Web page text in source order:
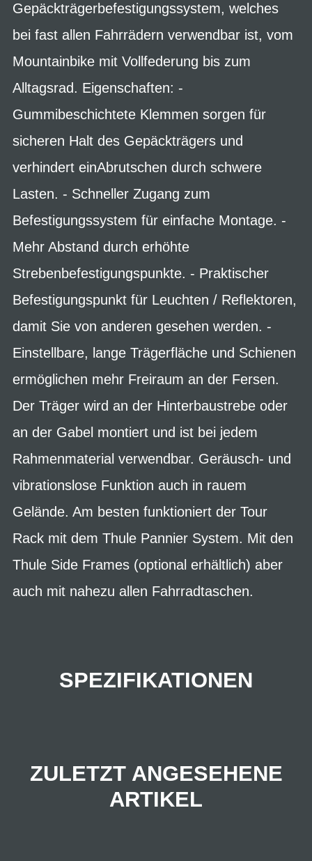
Gepäckträgerbefestigungssystem, welches
bei fast allen Fahrrädern verwendbar ist, vom
Mountainbike mit Vollfederung bis zum
Alltagsrad. Eigenschaften: -
Gummibeschichtete Klemmen sorgen für
sicheren Halt des Gepäckträgers und
verhindert einAbrutschen durch schwere
Lasten. - Schneller Zugang zum
Befestigungssystem für einfache Montage. -
Mehr Abstand durch erhöhte
Strebenbefestigungspunkte. - Praktischer
Befestigungspunkt für Leuchten / Reflektoren,
damit Sie von anderen gesehen werden. -
Einstellbare, lange Trägerfläche und Schienen
ermöglichen mehr Freiraum an der Fersen.
Der Träger wird an der Hinterbaustrebe oder
an der Gabel montiert und ist bei jedem
Rahmenmaterial verwendbar. Geräusch- und
vibrationslose Funktion auch in rauem
Gelände. Am besten funktioniert der Tour
Rack mit dem Thule Pannier System. Mit den
Thule Side Frames (optional erhältlich) aber
auch mit nahezu allen Fahrradtaschen.
SPEZIFIKATIONEN
ZULETZT ANGESEHENE
ARTIKEL